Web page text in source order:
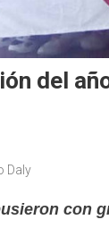
del
Daly
con